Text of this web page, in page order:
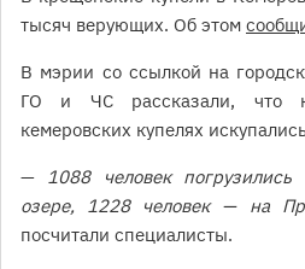
тысяч верующих. Об этом
В мэрии со ссылкой на
ГО и ЧС рассказали, что
кемеровских купелях
— 1088 человек
озере, 1228 человек — на
посчитали специалисты.